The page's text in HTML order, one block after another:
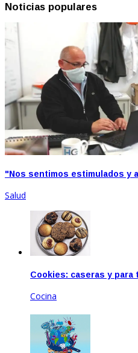
Noticias populares
"Nos sentimos estimulados y
Salud
Cookies: caseras y
Cocina